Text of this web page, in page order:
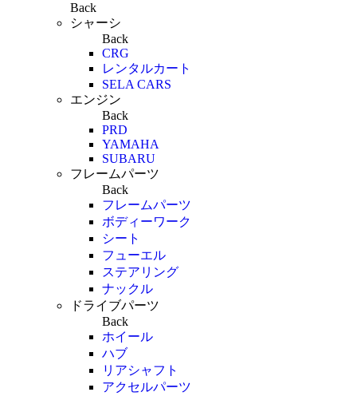
Back
シャーシ
Back
CRG
レンタルカート
SELA CARS
エンジン
Back
PRD
YAMAHA
SUBARU
フレームパーツ
Back
フレームパーツ
ボディーワーク
シート
フューエル
ステアリング
ナックル
ドライブパーツ
Back
ホイール
ハブ
リアシャフト
アクセルパーツ